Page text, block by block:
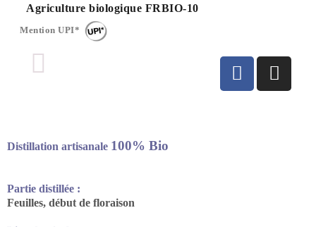
Agriculture biologique FRBIO-10
Mention UPI*
Distillation artisanale 100% Bio
Partie distillée :
Feuilles, début de floraison